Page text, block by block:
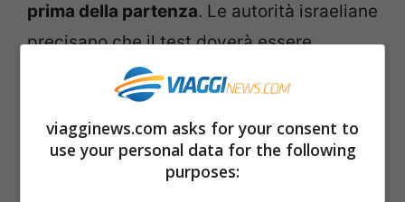
prima della partenza. Le autorità israeliane
precisano che il test doverà essere
in farmacia o in un centro
. Poiché non saranno ammessi i
test fai da te a casa. Come riportaTTG
viagginews.com asks for your consent to
use your personal data for the following
purposes: